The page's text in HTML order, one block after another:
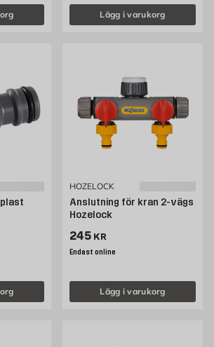
Lägg i varukorg
HOZELOCK
Anslutning för kran 2-vägs
Hozelock
Pris 245 kr
245 KR
Endast online
Lägg i varukorg